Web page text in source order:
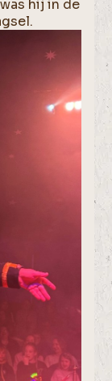
hij in de